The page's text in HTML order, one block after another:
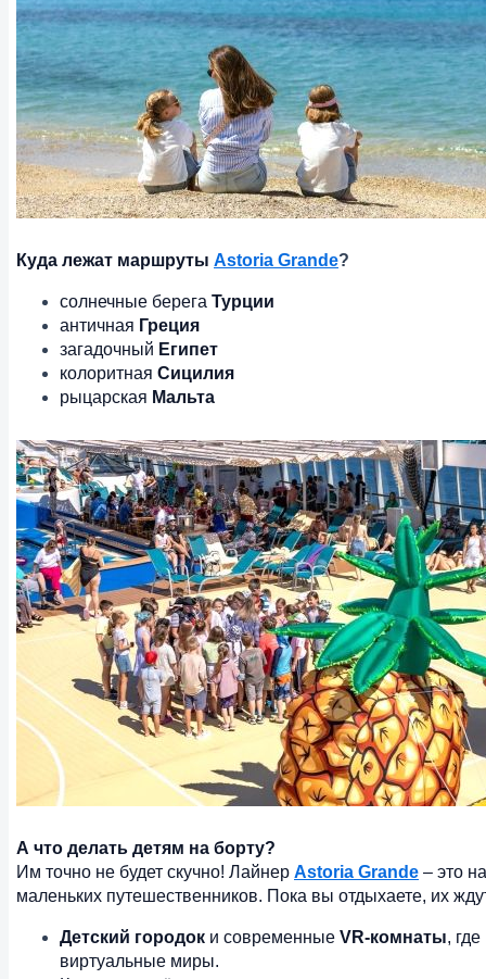
Куда лежат маршруты Astoria Grande?
солнечные берега Турции
античная Греция
загадочный Египет
колоритная Сицилия
рыцарская Мальта
А что делать детям на борту?
Им точно не будет скучно! Лайнер Astoria Grande – это
маленьких путешественников. Пока вы отдыхаете, их
Детский городок и современные VR-комнаты,
виртуальные миры.